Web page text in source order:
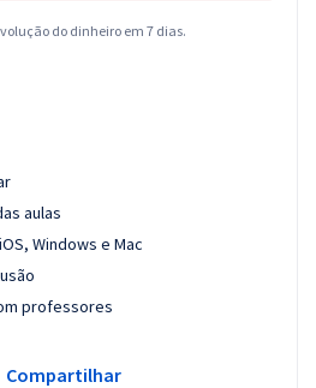
do dinheiro em 7 dias.
aulas
Windows e Mac
professores
Compartilhar